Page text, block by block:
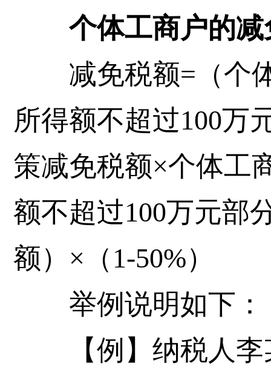
个体工商户的减
减免税额=（个体
所得额不超过100万
策减免税额×个体工
额不超过100万元部
额）×（1-50%）
举例说明如下
【例】纳税人李